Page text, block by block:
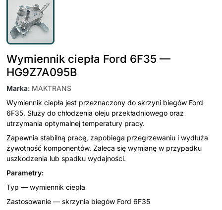
Wymiennik ciepła Ford 6F35 —
HG9Z7A095B
Marka: MAKTRANS
Wymiennik ciepła jest przeznaczony do skrzyni biegów Ford
6F35. Służy do chłodzenia oleju przekładniowego oraz
utrzymania optymalnej temperatury pracy.
Zapewnia stabilną pracę, zapobiega przegrzewaniu i wydłuża
żywotność komponentów. Zaleca się wymianę w przypadku
uszkodzenia lub spadku wydajności.
Parametry:
Typ — wymiennik ciepła
Zastosowanie — skrzynia biegów Ford 6F35